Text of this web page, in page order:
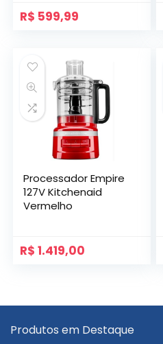
R$ 599,99
Processador Empire
127V Kitchenaid
Vermelho
R$ 1.419,00
Produtos em Destaque